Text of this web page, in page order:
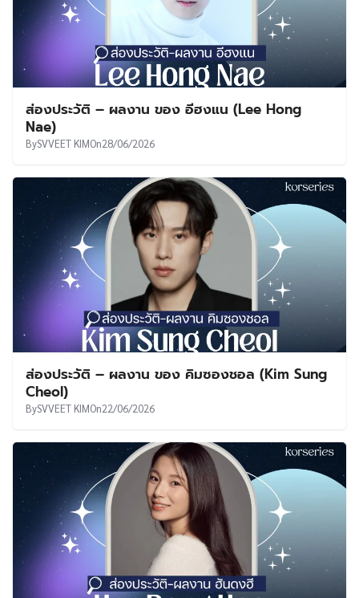
ส่องประวัติ – ผลงาน ของ อีฮงแน (Lee Hong
Nae)
BySVVEET KIMOn28/06/2026
ส่องประวัติ – ผลงาน ของ คิมซองชอล (Kim Sung
Cheol)
BySVVEET KIMOn22/06/2026